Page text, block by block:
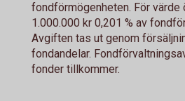
fondförmögenheten. För värde
1.000.000 kr 0,201 % av
Avgiften tas ut genom
fondandelar.
fonder tillkommer.